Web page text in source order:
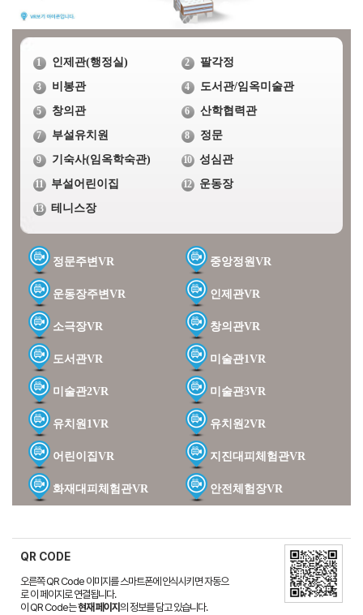
1 인제관(행정실) 2 팔각정
3 비봉관 4 도서관/임옥미술관
5 창의관 6 산학협력관
7 부설유치원 8 정문
9 기숙사(임옥학숙관) 10 성심관
11 부설어린이집 12 운동장
13 테니스장
정문주변VR 중앙정원VR
운동장주변VR 인제관VR
소극장VR 창의관VR
도서관VR 미술관1VR
미술관2VR 미술관3VR
유치원1VR 유치원2VR
어린이집VR 지진대피체험관VR
화재대피체험관VR 안전체험장VR
QR CODE
오른쪽 QR Code 이미지를 스마트폰에 인식시키면 자동으
로 이 페이지로 연결됩니다.
이 QR Code는현재 페이지의 정보를 담고 있습니다.